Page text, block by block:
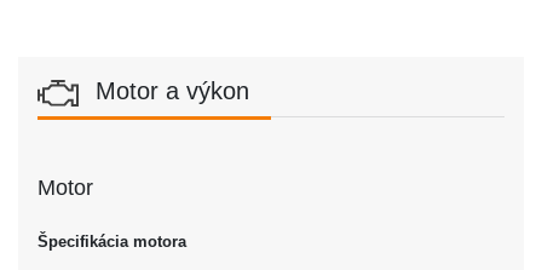
Motor a výkon
Motor
Špecifikácia motora